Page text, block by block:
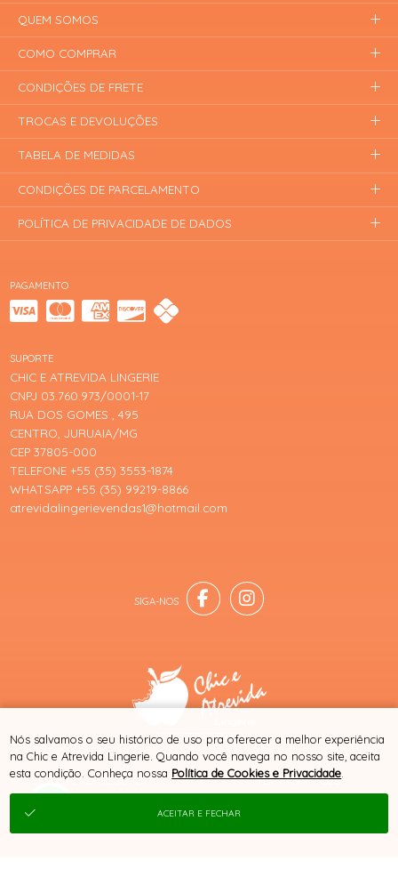
PAGAMENTO
SITE 100% SEGURO PLATAFORMA B2B
SUPORTE
CHIC E ATREVIDA LINGERIE
CNPJ 03.760.973/0001-17
RUA DOS GOMES , 495
CENTRO, JURUAIA/MG
CEP 37805-000
TELEFONE +55 (35) 3553-1874
WHATSAPP +55 (35) 99219-8866
atrevidalingerievendas1@hotmail.com
QUEM SOMOS
COMO COMPRAR
CONDIÇÕES DE FRETE
TROCAS E DEVOLUÇÕES
TABELA DE MEDIDAS
CONDIÇÕES DE PARCELAMENTO
POLÍTICA DE PRIVACIDADE DE DADOS
® TODOS DIREITOS RESERVADOS
Nós salvamos o seu histórico de uso pra oferecer a melhor experiência
na Chic e Atrevida Lingerie. Quando você navega no nosso site, aceita
esta condição. Conheça nossa Política de Cookies e Privacidade
ACEITAR E FECHAR